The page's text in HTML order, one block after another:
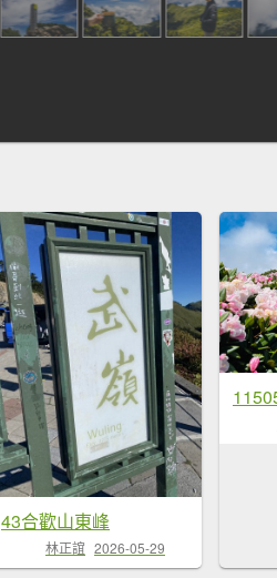
43合歡山東峰
林正誼 2026-05-29